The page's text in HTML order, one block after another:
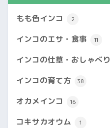
もも色インコ 2
インコのエサ・食事 11
インコの仕草・おしゃべり
インコの育て方 38
オカメインコ 16
コキサカオウム 1